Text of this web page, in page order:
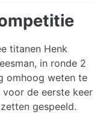
titanen Henk
in ronde 2
omhoog weten te
de eerste keer
gespeeld.